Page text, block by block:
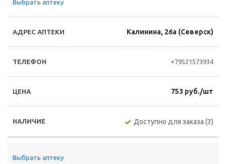
Выбрать аптеку
Калинина, 26а (Северск)
+79521573934
753 руб./шт
Доступно для заказа (3)
Выбрать аптеку